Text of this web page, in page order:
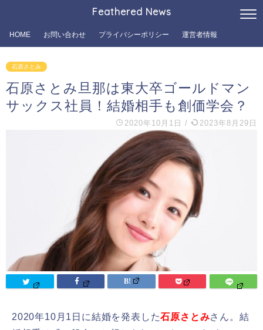
Feathered News
HOME お問い合わせ プライバシーポリシー 運営者情報
石原さとみ
石原さとみ旦那は東大卒ゴールドマン
サックス社員！結婚相手も創価学会？
2020年10月1日 / 2023年8月29日
2020年10月1日に結婚を発表した石原さとみさん。結